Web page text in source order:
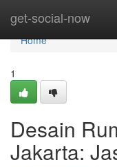
get-social-now
Home
Home
1
Desain
Jakarta: